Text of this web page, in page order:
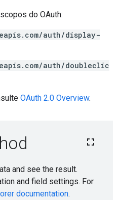
do OAuth:
auth/display-
auth/doubleclic
OAuth 2.0 Overview.